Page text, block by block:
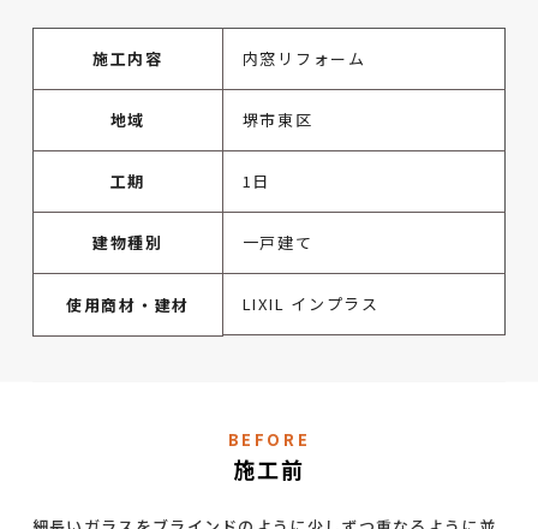
施工内容 内窓リフォーム
地域 堺市東区
工期 1日
建物種別 一戸建て
使用商材・建材 LIXIL インプラス
BEFORE
施工前